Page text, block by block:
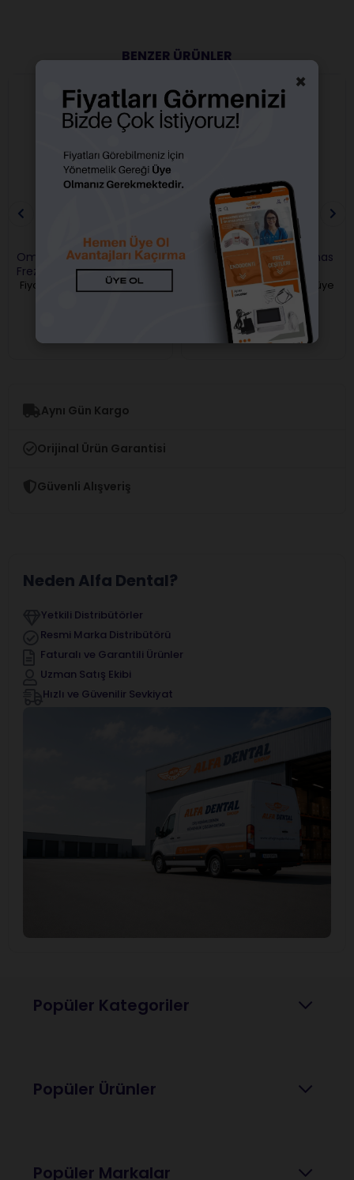
BENZER ÜRÜNLER
Omega Anguldurva Elmas
Frez Fisür Siyah
Fiyatları görebilmek için üye
Omega Anguldurva Elmas
Frez Alev Yeşil
Fiyatları görebilmek için üye
girişi yapmalısınız.
Aynı Gün Kargo
Orijinal Ürün Garantisi
Güvenli Alışveriş
Neden Alfa Dental?
Yetkili Distribütörler
Resmi Marka Distribütörü
Faturalı ve Garantili Ürünler
Uzman Satış Ekibi
Hızlı ve Güvenilir Sevkiyat
Popüler Kategoriler
Popüler Ürünler
Popüler Markalar
×